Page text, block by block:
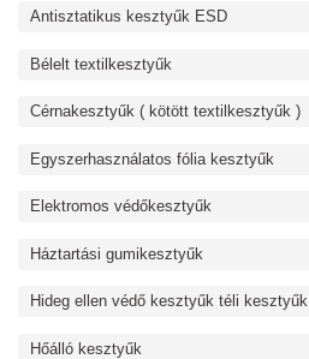
Antisztatikus kesztyűk ESD
Bélelt textilkesztyűk
Cérnakesztyűk ( kötött textilkesztyűk )
Egyszerhasználatos fólia kesztyűk
Elektromos védőkesztyűk
Háztartási gumikesztyűk
Hideg ellen védő kesztyűk téli kesztyűk
Hőálló kesztyűk